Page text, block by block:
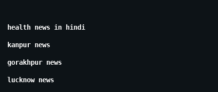
health news in hindi
kanpur news
gorakhpur news
lucknow news